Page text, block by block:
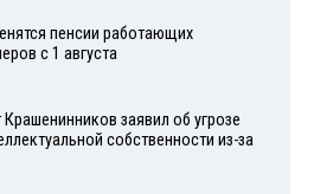
пенсии работающих
с 1 августа
Крашенинников заявил об угрозе
собственности из-за